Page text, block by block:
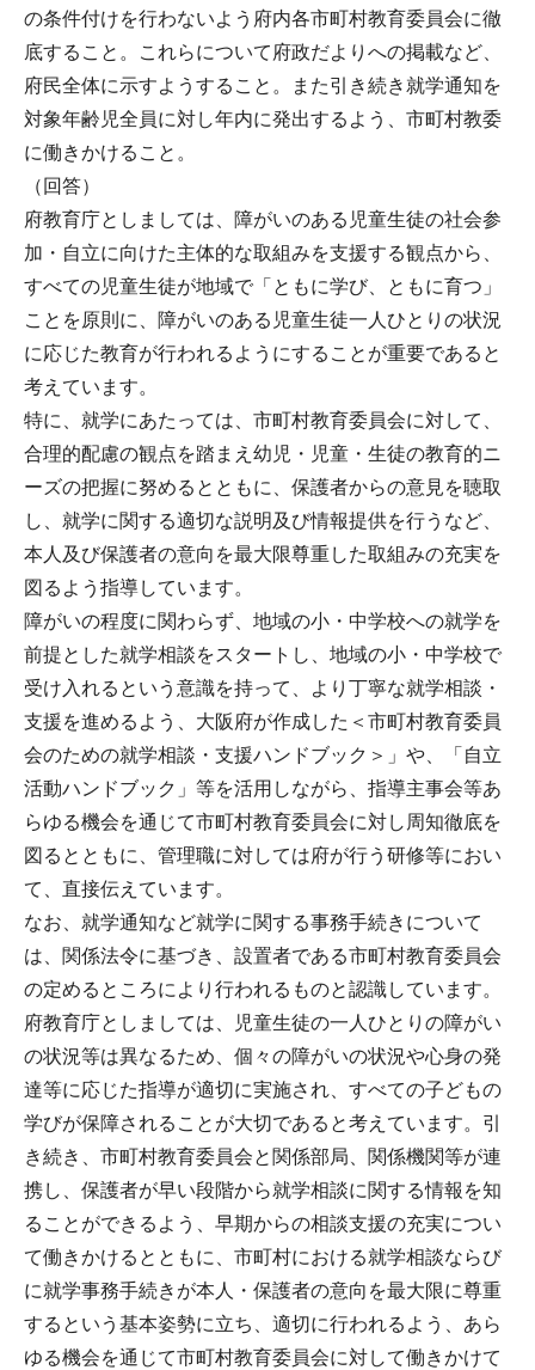
の条件付けを行わないよう府内各市町村教育委員会に徹
底すること。これらについて府政だよりへの掲載など、
府民全体に示すようすること。また引き続き就学通知を
対象年齢児全員に対し年内に発出するよう、市町村教委
に働きかけること。
（回答）
府教育庁としましては、障がいのある児童生徒の社会参
加・自立に向けた主体的な取組みを支援する観点から、
すべての児童生徒が地域で「ともに学び、ともに育つ」
ことを原則に、障がいのある児童生徒一人ひとりの状況
に応じた教育が行われるようにすることが重要であると
考えています。
特に、就学にあたっては、市町村教育委員会に対して、
合理的配慮の観点を踏まえ幼児・児童・生徒の教育的ニ
ーズの把握に努めるとともに、保護者からの意見を聴取
し、就学に関する適切な説明及び情報提供を行うなど、
本人及び保護者の意向を最大限尊重した取組みの充実を
図るよう指導しています。
障がいの程度に関わらず、地域の小・中学校への就学を
前提とした就学相談をスタートし、地域の小・中学校で
受け入れるという意識を持って、より丁寧な就学相談・
支援を進めるよう、大阪府が作成した＜市町村教育委員
会のための就学相談・支援ハンドブック＞」や、「自立
活動ハンドブック」等を活用しながら、指導主事会等あ
らゆる機会を通じて市町村教育委員会に対し周知徹底を
図るとともに、管理職に対しては府が行う研修等におい
て、直接伝えています。
なお、就学通知など就学に関する事務手続きについて
は、関係法令に基づき、設置者である市町村教育委員会
の定めるところにより行われるものと認識しています。
府教育庁としましては、児童生徒の一人ひとりの障がい
の状況等は異なるため、個々の障がいの状況や心身の発
達等に応じた指導が適切に実施され、すべての子どもの
学びが保障されることが大切であると考えています。引
き続き、市町村教育委員会と関係部局、関係機関等が連
携し、保護者が早い段階から就学相談に関する情報を知
ることができるよう、早期からの相談支援の充実につい
て働きかけるとともに、市町村における就学相談ならび
に就学事務手続きが本人・保護者の意向を最大限に尊重
するという基本姿勢に立ち、適切に行われるよう、あら
ゆる機会を通じて市町村教育委員会に対して働きかけて